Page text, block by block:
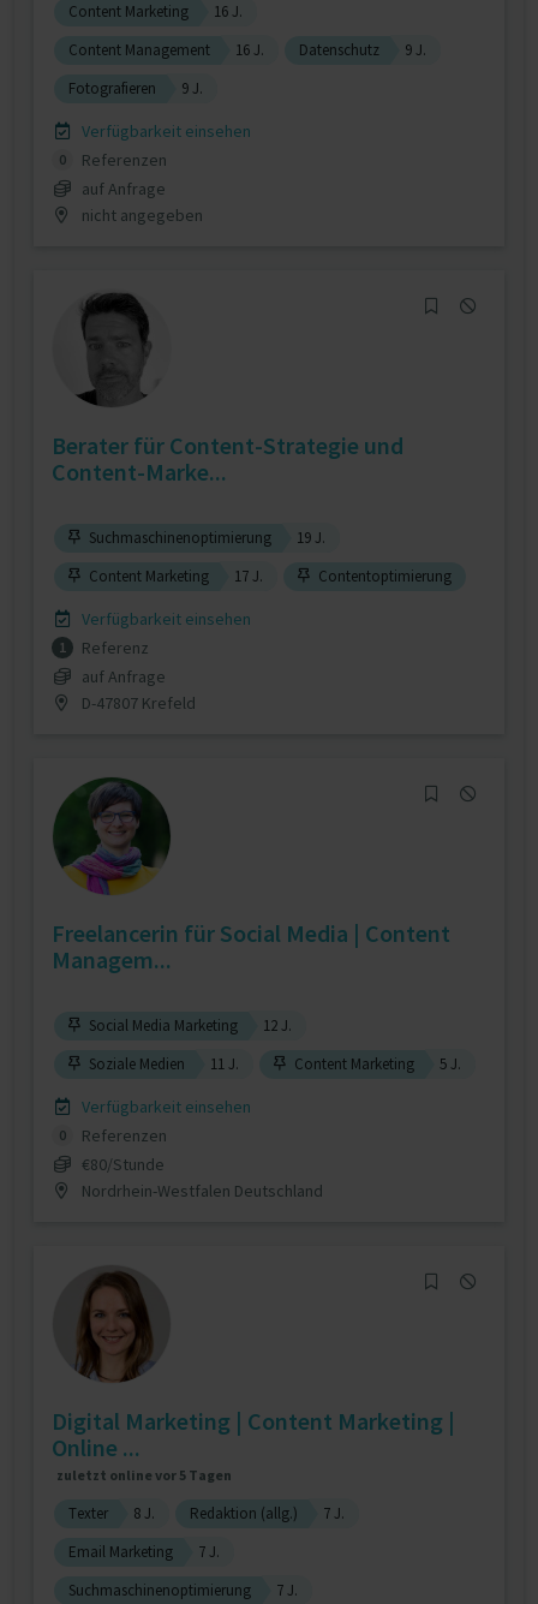
Content Marketing
16 J.
Content Management
16 J. Datenschutz
9 J.
Fotografieren
9 J.
Verfügbarkeit einsehen
0
Referenzen
auf Anfrage
nicht angegeben
Berater für Content-Strategie und
Content-Marke...
Suchmaschinenoptimierung
19 J.
Content Marketing
17 J. Contentoptimierung
Verfügbarkeit einsehen
1
Referenz
auf Anfrage
D-47807 Krefeld
Freelancerin für Social Media | Content
Managem...
Social Media Marketing
12 J.
Soziale Medien
11 J. Content Marketing 5 J.
Verfügbarkeit einsehen
0
Referenzen
€80/Stunde
Nordrhein-Westfalen Deutschland
Digital Marketing | Content Marketing |
Online ...
zuletzt online vor 5 Tagen
Texter 8 J. Redaktion (allg.)
7 J.
Email Marketing
7 J.
Suchmaschinenoptimierung
7 J.